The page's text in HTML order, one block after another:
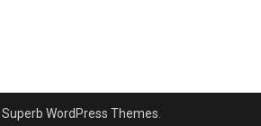
Superb WordPress Themes